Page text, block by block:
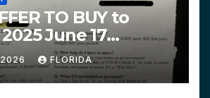
TO BUY to
June 17
FLORIDA